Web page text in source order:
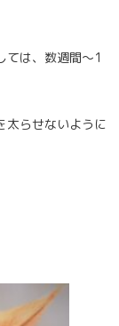
ては、数週間～1
太らせないように